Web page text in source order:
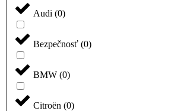
Audi (0)
Bezpečnosť (0)
BMW (0)
Citroën (0)